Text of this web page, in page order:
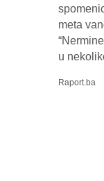
meta
u
Raport.ba